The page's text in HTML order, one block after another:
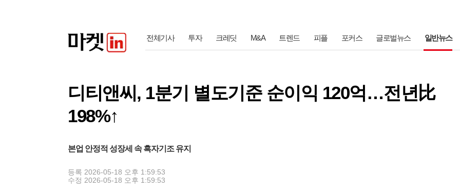
전체기사 투자 크레딧 M&A 트렌드 피플 포커스 글로벌뉴스 일반뉴스
디티앤씨, 1분기 별도기준 순이익 120억…전년比
198%↑
본업 안정적 성장세 속 흑자기조 유지
등록 2026-05-18 오후 1:59:53
수정 2026-05-18 오후 1:59:53